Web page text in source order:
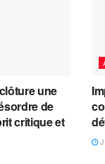
une
de
critique et